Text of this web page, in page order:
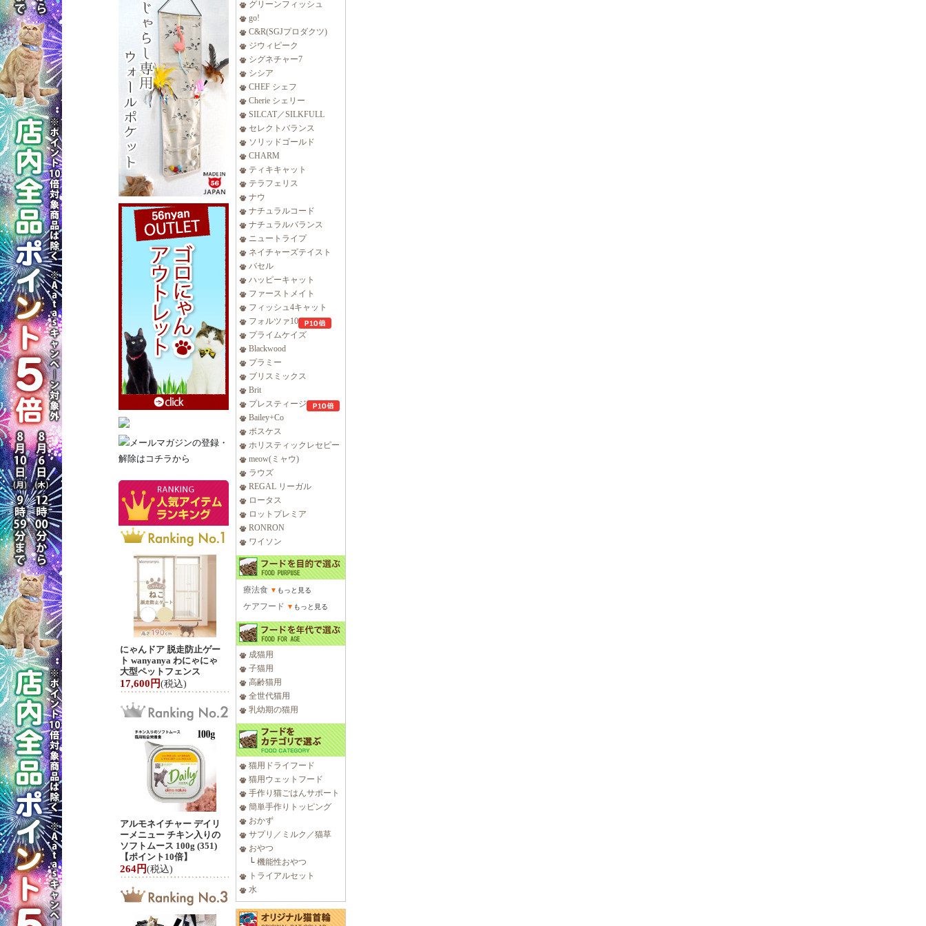
にゃんドア 脱走防止ゲー
ト wanyanya わにゃにゃ
大型ペットフェンス
17,600円(税込)
アルモネイチャー デイリ
ーメニュー チキン入りの
ソフトムース 100g (351)
【ポイント10倍】
264円(税込)
グリーンフィッシュ
go!
C&R(SGJプロダクツ)
ジウィピーク
シグネチャー7
シシア
CHEF シェフ
Cherie シェリー
SILCAT／SILKFULL
セレクトバランス
ソリッドゴールド
CHARM
ティキキャット
テラフェリス
ナウ
ナチュラルコード
ナチュラルバランス
ニュートライプ
ネイチャーズテイスト
バセル
ハッピーキャット
ファーストメイト
フィッシュ4キャット
フォルツァ10
プライムケイズ
Blackwood
プラミー
ブリスミックス
Brit
プレスティージ
Bailey+Co
ボスケス
ホリスティックレセピー
meow(ミャウ)
ラウズ
REGAL リーガル
ロータス
ロットプレミア
RONRON
ワイソン
療法食 ▼ もっと見る
ケアフード ▼ もっと見る
成猫用
子猫用
高齢猫用
全世代猫用
乳幼期の猫用
猫用ドライフード
猫用ウェットフード
手作り猫ごはんサポート
簡単手作りトッピング
おかず
サプリ／ミルク／猫草
おやつ
└ 機能性おやつ
トライアルセット
水